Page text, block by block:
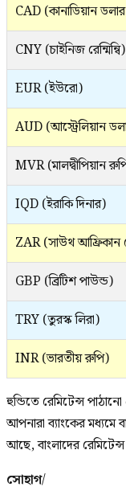
CAD (কানাডিয়ান
CNY (চাইনিজ রেন্মিন্বি)
EUR (ইউরো)
AUD (আস্ট্রেলিয়ান
MVR (মালদ্বীপিয়ান
IQD (ইরাকি দিনার)
ZAR (সাউথ আফ্রিকান
GBP (ব্রিটিশ পাউন্ড)
TRY (তুরস্ক লিরা)
INR (ভারতীয় রুপি)
হুন্ডিতে রেমিটেন্স
আপনারা ব্যাংকের মধ্যমে
আছে, বাংলাদের
সোহাগ/